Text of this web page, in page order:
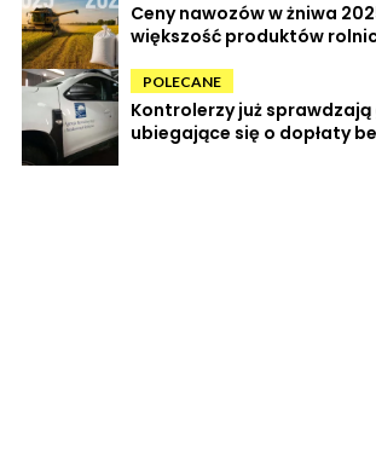
Ceny nawozów w żniwa
większość produktów
POLECANE
Kontrolerzy już
ubiegające się o dopłaty